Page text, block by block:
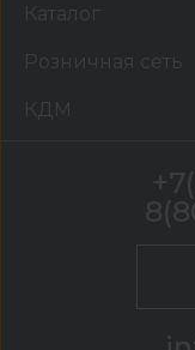
Каталог
Розничная сеть
КДМ